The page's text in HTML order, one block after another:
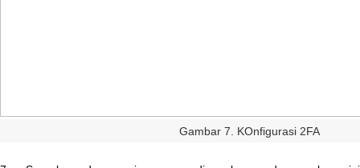
Gambar 7 KOnfigurasi 2FA